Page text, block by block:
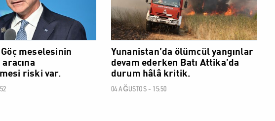
meselesinin
riski var.
Yunanistan’da ölümcül yangınlar
devam ederken Batı Attika’da
durum hâlâ kritik.
04 AĞUSTOS - 15:50